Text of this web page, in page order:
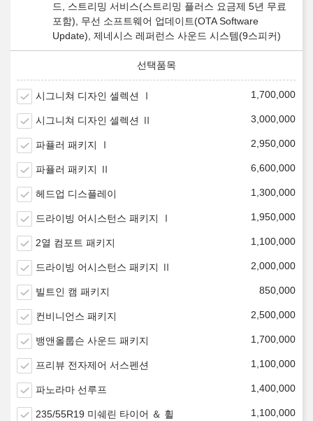
드, 스트리밍 서비스(스트리밍 플러스 요금제 5년 무료
포함), 무선 소프트웨어 업데이트(OTA Software
Update), 제네시스 레퍼런스 사운드 시스템(9스피커)
시그니쳐 디자인 셀렉션 Ⅰ 1,700,000
시그니쳐 디자인 셀렉션 Ⅱ 3,000,000
파퓰러 패키지 Ⅰ 2,950,000
파퓰러 패키지 Ⅱ 6,600,000
헤드업 디스플레이 1,300,000
드라이빙 어시스턴스 패키지 Ⅰ 1,950,000
2열 컴포트 패키지 1,100,000
드라이빙 어시스턴스 패키지 Ⅱ 2,000,000
빌트인 캠 패키지 850,000
컨비니언스 패키지 2,500,000
뱅앤올룹슨 사운드 패키지 1,700,000
프리뷰 전자제어 서스펜션 1,100,000
파노라마 선루프 1,400,000
235/55R19 미쉐린 타이어 ＆ 휠 1,100,000